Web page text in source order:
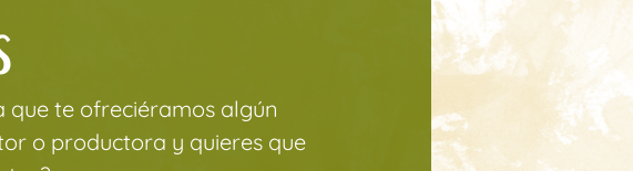
que te ofreciéramos algún
o productora y quieres que